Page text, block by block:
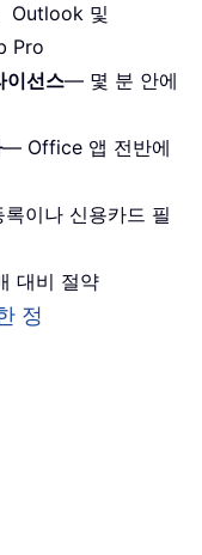
Outlook 및
Pro
이선스— 몇 분 안에
— Office 앱 전반에
이나 신용카드 필
대비 절약
정